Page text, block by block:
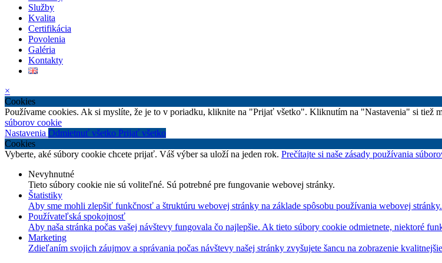
Služby
Kvalita
Certifikácia
Povolenia
Galéria
Kontakty
×
Cookies
Používame cookies. Ak si myslíte, že je to v poriadku, kliknite na "Prijať všetko". Kliknutím na "Nastavenia" si tiež
súborov cookie
Nastavenia Odmietnuť všetko Prijať všetko
Cookies
Vyberte, aké súbory cookie chcete prijať. Váš výber sa uloží na jeden rok. Prečítajte si naše zásady používania
Nevyhnutné
Tieto súbory cookie nie sú voliteľné. Sú potrebné pre fungovanie webovej stránky.
Štatistiky
Aby sme mohli zlepšiť funkčnosť a štruktúru webovej stránky na základe spôsobu používania webovej stránky.
Používateľská spokojnosť
Aby naša stránka počas vašej návštevy fungovala čo najlepšie. Ak tieto súbory cookie odmietnete, niektoré
Marketing
Zdieľaním svojich záujmov a správania počas návštevy našej stránky zvyšujete šancu na zobrazenie